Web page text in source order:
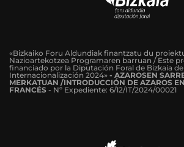
«Bizkaiko Foru Aldundiak finantzatu du
Nazioartekotzea Programaren barruan / Este
financiado por la Diputación Foral de Bizkaia
Internacionalización 2024» - AZAROSEN
MERKATUAN /INTRODUCCIÓN DE AZAROS
FRANCÉS - Nº Expediente: 6/12/IT/2024/00021